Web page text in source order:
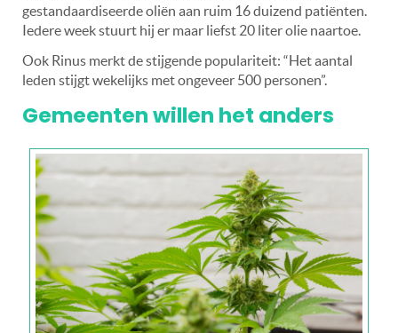
gestandaardiseerde oliën aan ruim 16 duizend patiënten.
Iedere week stuurt hij er maar liefst 20 liter olie naartoe.
Ook Rinus merkt de stijgende populariteit: “Het aantal
leden stijgt wekelijks met ongeveer 500 personen”.
Gemeenten willen het anders